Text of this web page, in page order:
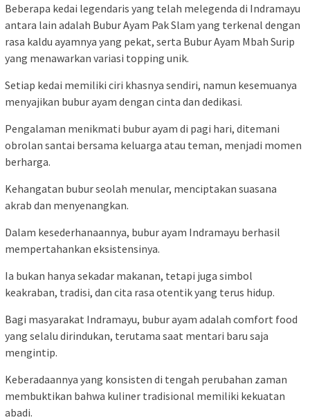
Beberapa kedai legendaris yang telah melegenda di Indramayu
antara lain adalah Bubur Ayam Pak Slam yang terkenal dengan
rasa kaldu ayamnya yang pekat, serta Bubur Ayam Mbah Surip
yang menawarkan variasi topping unik.
Setiap kedai memiliki ciri khasnya sendiri, namun kesemuanya
menyajikan bubur ayam dengan cinta dan dedikasi.
Pengalaman menikmati bubur ayam di pagi hari, ditemani
obrolan santai bersama keluarga atau teman, menjadi momen
berharga.
Kehangatan bubur seolah menular, menciptakan suasana
akrab dan menyenangkan.
Dalam kesederhanaannya, bubur ayam Indramayu berhasil
mempertahankan eksistensinya.
Ia bukan hanya sekadar makanan, tetapi juga simbol
keakraban, tradisi, dan cita rasa otentik yang terus hidup.
Bagi masyarakat Indramayu, bubur ayam adalah comfort food
yang selalu dirindukan, terutama saat mentari baru saja
mengintip.
Keberadaannya yang konsisten di tengah perubahan zaman
membuktikan bahwa kuliner tradisional memiliki kekuatan
abadi.